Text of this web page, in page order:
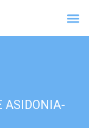
ASIDONIA-